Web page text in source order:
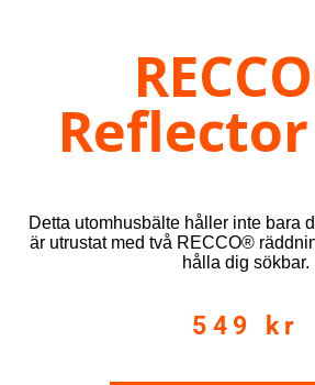
Detta utomhusbälte håller inte bara
är utrustat med två RECCO®
hålla dig sökbar.
549 kr